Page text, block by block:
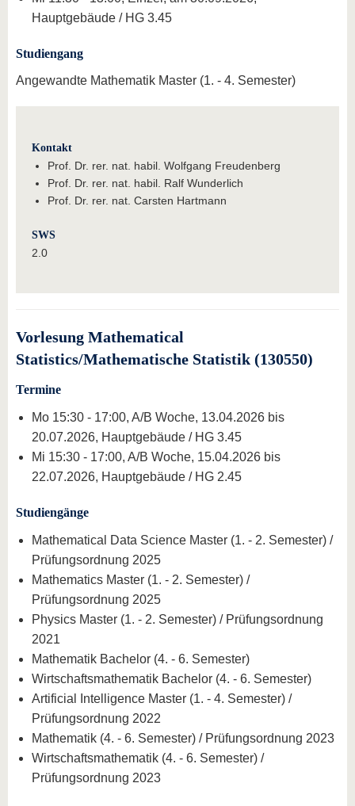
Hauptgebäude / HG 3.45
Studiengang
Angewandte Mathematik Master (1. - 4. Semester)
Kontakt
Prof. Dr. rer. nat. habil. Wolfgang Freudenberg
Prof. Dr. rer. nat. habil. Ralf Wunderlich
Prof. Dr. rer. nat. Carsten Hartmann
SWS
2.0
Vorlesung Mathematical
Statistics/Mathematische Statistik (130550)
Termine
Mo 15:30 - 17:00, A/B Woche, 13.04.2026 bis
20.07.2026, Hauptgebäude / HG 3.45
Mi 15:30 - 17:00, A/B Woche, 15.04.2026 bis
22.07.2026, Hauptgebäude / HG 2.45
Studiengänge
Mathematical Data Science Master (1. - 2. Semester) /
Prüfungsordnung 2025
Mathematics Master (1. - 2. Semester) /
Prüfungsordnung 2025
Physics Master (1. - 2. Semester) / Prüfungsordnung
2021
Mathematik Bachelor (4. - 6. Semester)
Wirtschaftsmathematik Bachelor (4. - 6. Semester)
Artificial Intelligence Master (1. - 4. Semester) /
Prüfungsordnung 2022
Mathematik (4. - 6. Semester) / Prüfungsordnung 2023
Wirtschaftsmathematik (4. - 6. Semester) /
Prüfungsordnung 2023